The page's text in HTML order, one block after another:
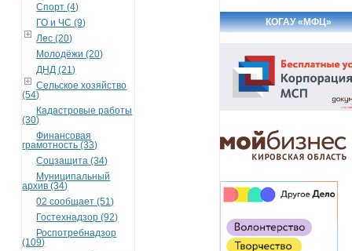
Спорт (4)
ГО и ЧС (9)
Лес (20)
Молодёжи (20)
ДНД (21)
Сельское хозяйство
(54)
Кадастровые работы
(30)
Финансовая
грамотность (33)
Соцзащита (34)
Муниципальный
архив (34)
02 сообщает (51)
Гостехнадзор (92)
Роспотребнадзор
(109)
КОГАУ «МФЦ»